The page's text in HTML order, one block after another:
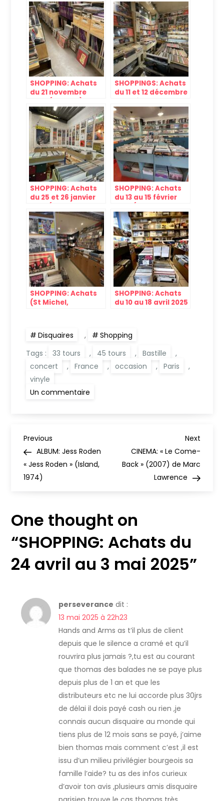
SHOPPING: Achats
du 21 novembre
SHOPPINGS: Achats
du 11 et 12 décembre
SHOPPING: Achats
du 25 et 26 janvier
puces)
SHOPPING: Achats
du 13 au 15 février
Michel)
SHOPPING: Achats
(St Michel,
SHOPPING: Achats
du 10 au 18 avril 2025
Disquaires ,
Shopping
Tags :
33 tours , 45 tours , Bastille
,
concert
, France , occasion , Paris
,
vinyle
Un commentaire
mai
2025
N
a
i
g
a
i
o
Previous
Post
Previous
ALBUM: Jess Roden
« Jess Roden » (Island,
1974)
Next
Post
Next
CINEMA: « Le Come-
Back » (2007) de Marc
Lawrence
One thought on
“SHOPPING: Achats du
24 avril au 3 mai 2025”
perseverance dit :
13 mai 2025 à 22h23
Hands and Arms as t’il plus de client
depuis que le silence a cramé et qu’il
rouvrira plus jamais ?,tu est au courant
que thomas des balades ne se paye plus
depuis plus de 1 an et que les
distributeurs etc ne lui accorde plus 30jrs
de délai il dois payé cash ou rien ,je
connais aucun disquaire au monde qui
tiens plus de 12 mois sans se payé, j’aime
bien thomas mais comment c’est ,il est
issu d’un milieu privilégier bourgeois sa
famille l’aide? tu as des infos curieux
d’avoir ton avis ,plusieurs amis disquaire